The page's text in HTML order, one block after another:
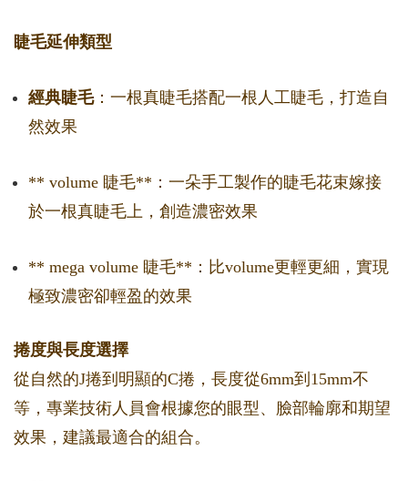
睫毛延伸類型
經典睫毛：一根真睫毛搭配一根人工睫毛，打造自
然效果
** volume 睫毛**：一朵手工製作的睫毛花束嫁接
於一根真睫毛上，創造濃密效果
** mega volume 睫毛**：比volume更輕更細，實現
極致濃密卻輕盈的效果
捲度與長度選擇
從自然的J捲到明顯的C捲，長度從6mm到15mm不
等，專業技術人員會根據您的眼型、臉部輪廓和期望
效果，建議最適合的組合。